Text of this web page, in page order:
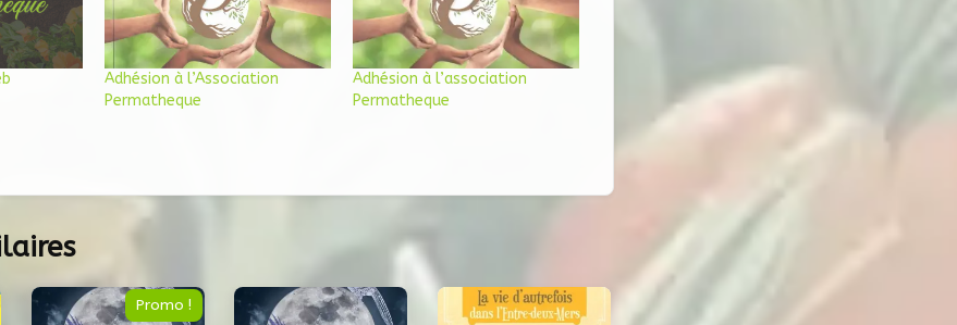
Adhésion à l’Association
Permatheque
Adhésion à l’association
Permatheque
Promo !